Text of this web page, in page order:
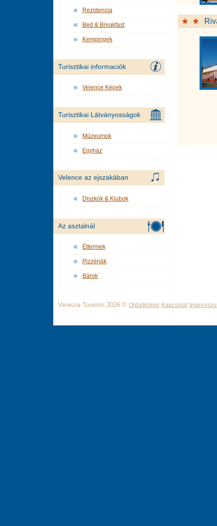
Rezidencia
Bed & Breakfast
Kempingek
Turisztikai informaciók
Velence Képek
Turisztikai Látványosságok
Múzeumok
Egyház
Velence az ejszakában
Diszkók & Klubok
Az asztalnál
Éttermek
Pizzériák
Bárok
Venezia Tourism 2026 © Oldaltérkép Kapcsolat